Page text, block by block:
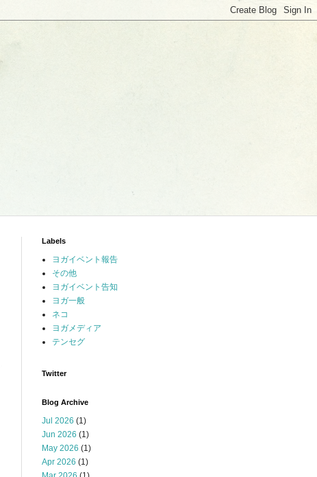
Labels
ヨガイベント報告
その他
ヨガイベント告知
ヨガ一般
ネコ
ヨガメディア
テンセグ
Twitter
Blog Archive
Jul 2026 (1)
Jun 2026 (1)
May 2026 (1)
Apr 2026 (1)